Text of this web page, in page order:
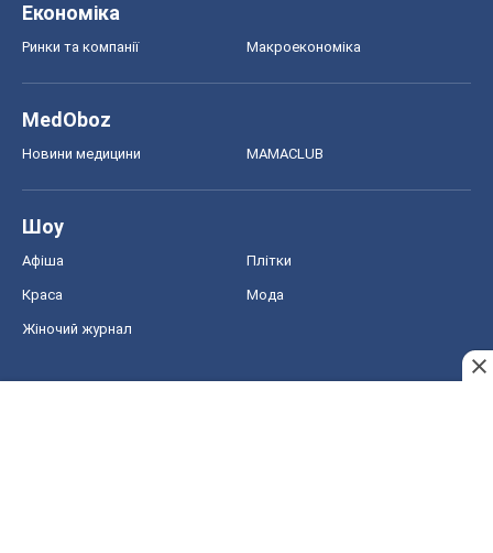
Економіка
Ринки та компанії Макроекономіка
MedOboz
Новини медицини MAMACLUB
Шоу
Афіша Плітки
Краса Мода
Жіночий журнал